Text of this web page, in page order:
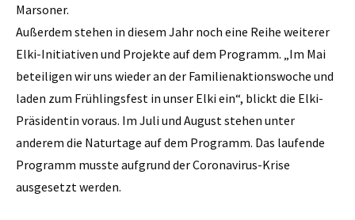
Marsoner.
Außerdem stehen in diesem Jahr noch eine Reihe weiterer
Elki-Initiativen und Projekte auf dem Programm. „Im Mai
beteiligen wir uns wieder an der Familienaktionswoche und
laden zum Frühlingsfest in unser Elki ein“, blickt die Elki-
Präsidentin voraus. Im Juli und August stehen unter
anderem die Naturtage auf dem Programm. Das laufende
Programm musste aufgrund der Coronavirus-Krise
ausgesetzt werden.